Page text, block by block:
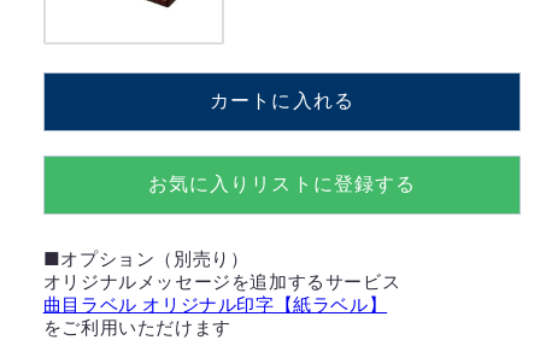
ら
す
や
す
カートに入れる
お気に入りリストに登録する
■オプション（別売り）
オリジナルメッセージを追加するサービス
曲目ラベル オリジナル印字【紙ラベル】
をご利用いただけます